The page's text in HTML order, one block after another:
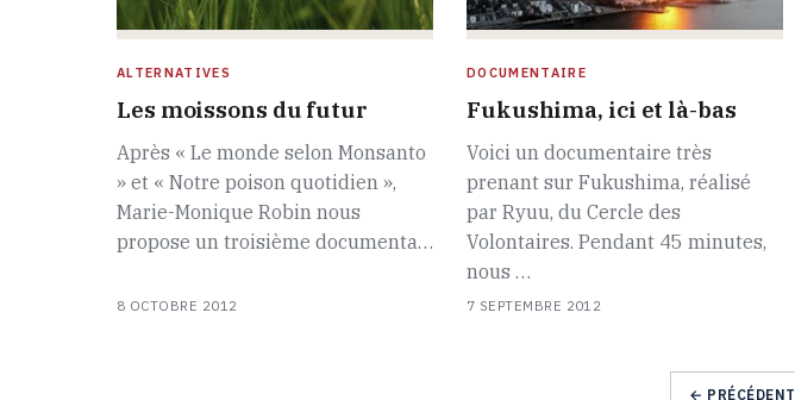
ALTERNATIVES
Les moissons du futur
Après « Le monde selon Monsanto
» et « Notre poison quotidien »,
Marie-Monique Robin nous
propose un troisième documenta…
8 OCTOBRE 2012
DOCUMENTAIRE
Fukushima, ici et là-bas
Voici un documentaire très
prenant sur Fukushima, réalisé
par Ryuu, du Cercle des
Volontaires. Pendant 45 minutes,
nous …
7 SEPTEMBRE 2012
← PRÉCÉDENT